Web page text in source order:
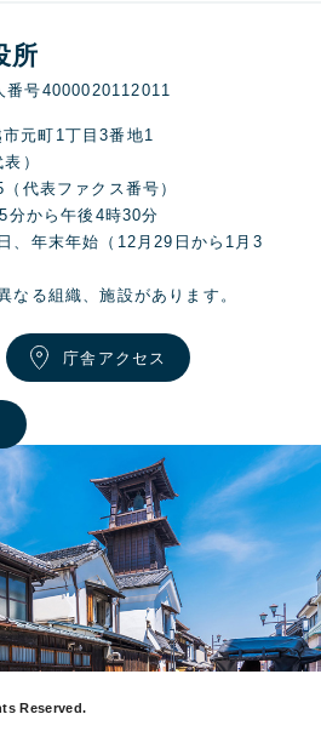
所
号4000020112011
元町1丁目3番地1
）
代表ファクス番号）
分から午後4時30分
、年末年始（12月29日から1月3
る組織、施設があります。
庁舎アクセス
Reserved.